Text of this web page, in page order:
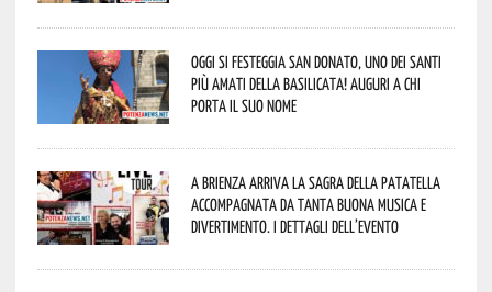
Oggi si festeggia San Donato, uno dei Santi
più amati della Basilicata! Auguri a chi
porta il suo nome
A Brienza arriva la Sagra della Patatella
accompagnata da tanta buona musica e
divertimento. I dettagli dell’evento